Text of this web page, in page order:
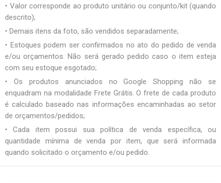
• Valor corresponde ao produto unitário ou conjunto/kit (quando
descrito);
• Demais itens da foto, são vendidos separadamente;
• Estoques podem ser confirmados no ato do pedido de venda
e/ou orçamentos. Não será gerado pedido caso o item esteja
com seu estoque esgotado;
• Os produtos anunciados no Google Shopping não se
enquadram na modalidade Frete Grátis. O frete de cada produto
é calculado baseado nas informações encaminhadas ao setor
de orçamentos/pedidos;
• Cada item possui sua política de venda específica, ou
quantidade mínima de venda por item, que será informada
quando solicitado o orçamento e/ou pedido.